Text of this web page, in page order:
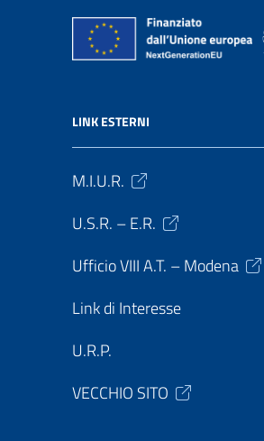
LINK ESTERNI
M.I.U.R.
U.S.R. – E.R.
Ufficio VIII A.T. – Modena
Link di Interesse
U.R.P.
VECCHIO SITO